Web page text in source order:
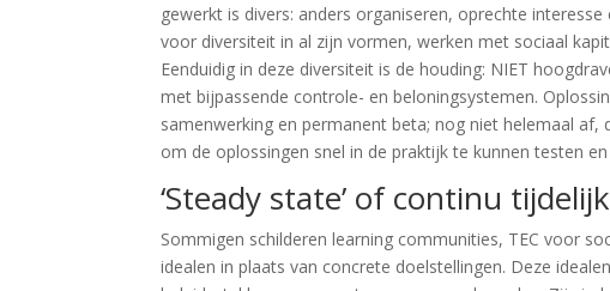
gewerkt is divers: anders organiseren, oprechte
voor diversiteit in al zijn vormen, werken met sociaal
Eenduidig in deze diversiteit is de houding: NIET
met bijpassende controle- en beloningsystemen.
samenwerking en permanent beta; nog niet helemaal
om de oplossingen snel in de praktijk te kunnen testen
‘Steady state’ of continu
Sommigen schilderen learning communities, TEC voor
idealen in plaats van concrete doelstellingen. Deze